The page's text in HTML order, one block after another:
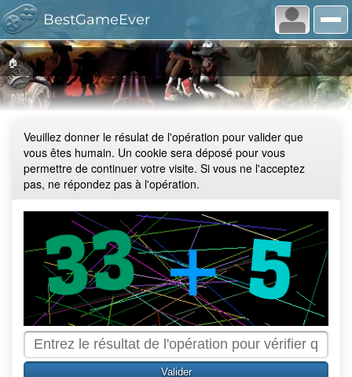
BestGameEver
🏠
Veuillez donner le résulat de l'opération pour valider que
vous êtes humain. Un cookie sera déposé pour vous
permettre de continuer votre visite. Si vous ne l'acceptez
pas, ne répondez pas à l'opération.